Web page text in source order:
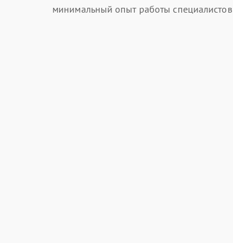
минимальный опыт работы специалистов